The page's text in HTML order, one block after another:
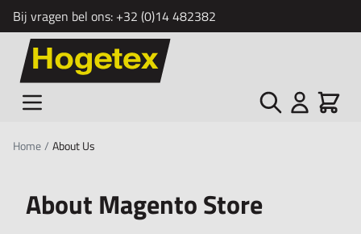
Bij vragen bel ons: +32 (0)14 482382
Ga naar de inhoud
Zoek Cart
Home/ About Us
About Magento Store